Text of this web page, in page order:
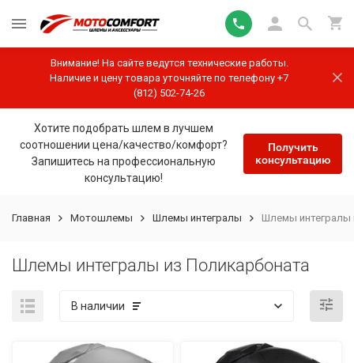
Внимание! На сайте ведутся технические работы.
Наличие и цену товара уточняйте по телефону +7
(812) 502-74-26
Хотите подобрать шлем в лучшем
соотношении цена/качество/комфорт?
Запишитесь на профессиональную
консультацию!
Получить
консультацию
Главная Мотошлемы Шлемы интегралы Шлемы интегралы
Шлемы интегралы из Поликарбоната
В наличии